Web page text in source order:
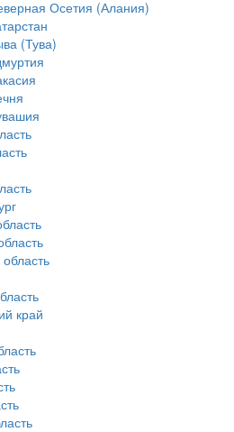
Осетия (Алания)
(Тува)
край